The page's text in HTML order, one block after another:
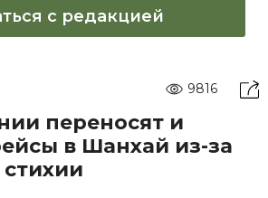
с редакцией
9816
переносят и
в Шанхай из-за